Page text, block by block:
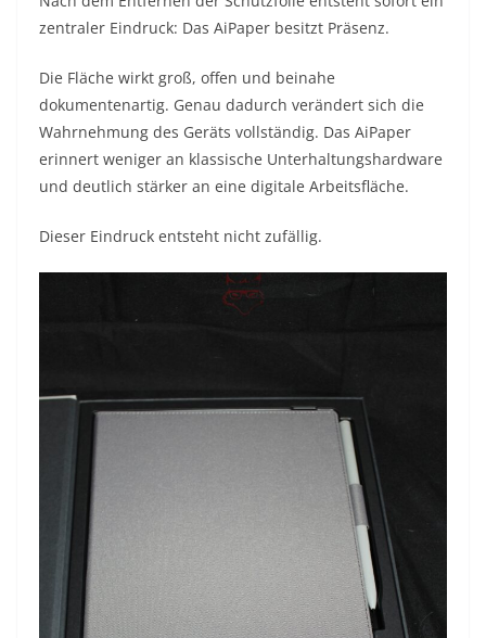
zentraler Eindruck: Das AiPaper besitzt Präsenz.
Die Fläche wirkt groß, offen und beinahe
dokumentenartig. Genau dadurch verändert sich die
Wahrnehmung des Geräts vollständig. Das AiPaper
erinnert weniger an klassische Unterhaltungshardware
und deutlich stärker an eine digitale Arbeitsfläche.
Dieser Eindruck entsteht nicht zufällig.